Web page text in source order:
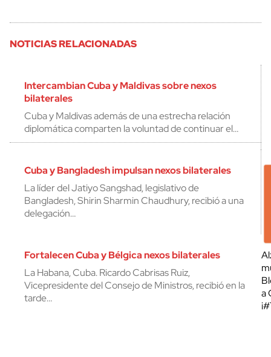
NOTICIAS RELACIONADAS
Intercambian Cuba y Maldivas sobre nexos
bilaterales
Cuba y Maldivas además de una estrecha relación
diplomática comparten la voluntad de continuar el…
Cuba y Bangladesh impulsan nexos bilaterales
La líder del Jatiyo Sangshad, legislativo de
Bangladesh, Shirin Sharmin Chaudhury, recibió a una
delegación…
Fortalecen Cuba y Bélgica nexos bilaterales
La Habana, Cuba. Ricardo Cabrisas Ruiz,
Vicepresidente del Consejo de Ministros, recibió en la
tarde…
a